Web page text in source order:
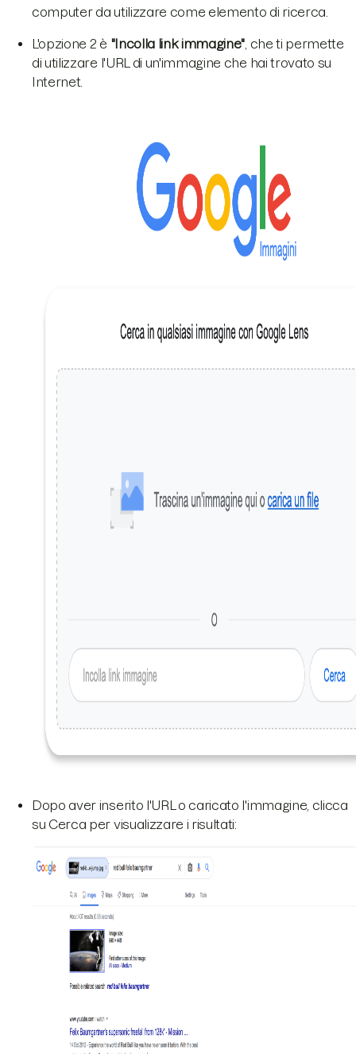
computer da utilizzare come elemento di ricerca.
L'opzione 2 è "Incolla link immagine" , che ti permette
di utilizzare l'URL di un'immagine che hai trovato su
Internet.
Dopo aver inserito l'URL o caricato l'immagine, clicca
su Cerca per visualizzare i risultati: